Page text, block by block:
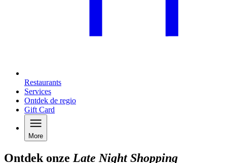
Restaurants
Services
Ontdek de regio
Gift Card
More
Ontdek onze Late Night Shopping